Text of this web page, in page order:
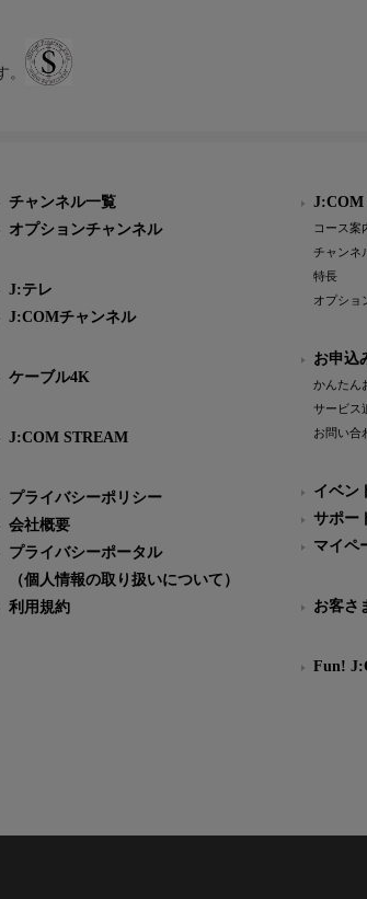
チャンネル一覧
オプションチャンネル
J:テレ
J:COMチャンネル
ケーブル4K
J:COM STREAM
プライバシーポリシー
会社概要
プライバシーポータル
（個人情報の取り扱いについて）
利用規約
J:COM
コース案
チャンネ
特長
オプショ
お申込
かんたん
サービス
お問い合
イベン
サポー
マイペ
お客さ
Fun!